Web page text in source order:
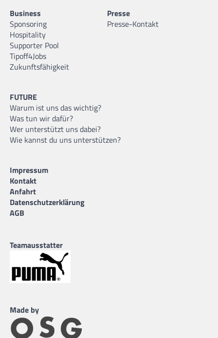
Business
Sponsoring
Hospitality
Supporter Pool
Tipoff4Jobs
Zukunftsfähigkeit
Presse
Presse-Kontakt
FUTURE
Warum ist uns das wichtig?
Was tun wir dafür?
Wer unterstützt uns dabei?
Wie kannst du uns unterstützen?
Impressum
Kontakt
Anfahrt
Datenschutzerklärung
AGB
Teamausstatter
Made by